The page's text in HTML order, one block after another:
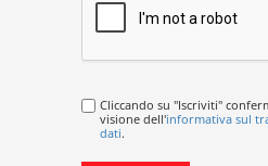
Cliccando su "Iscriviti"
visione dell'informativa sul
dati.